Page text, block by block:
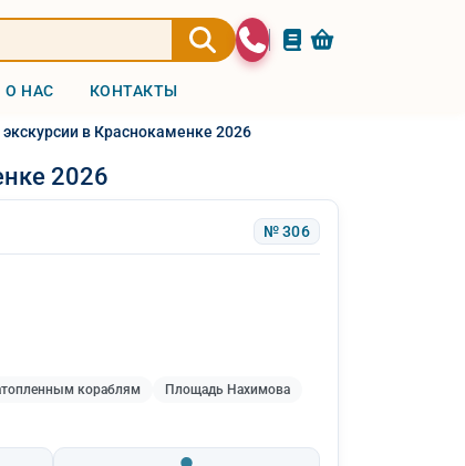
О НАС КОНТАКТЫ
в Краснокаменке 2026
2026
№ 306
кораблям
Площадь Нахимова